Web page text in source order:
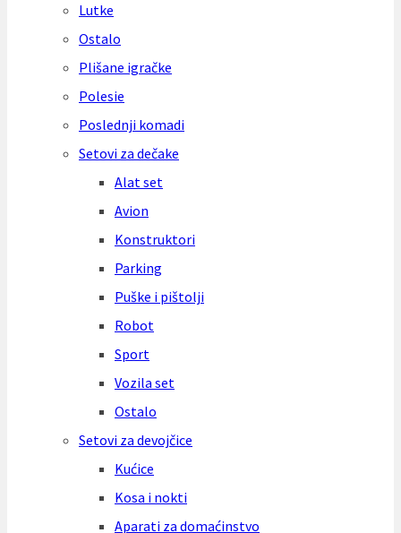
Lutke
Ostalo
Plišane igračke
Polesie
Poslednji komadi
Setovi za dečake
Alat set
Avion
Konstruktori
Parking
Puške i pištolji
Robot
Sport
Vozila set
Ostalo
Setovi za devojčice
Kućice
Kosa i nokti
Aparati za domaćinstvo